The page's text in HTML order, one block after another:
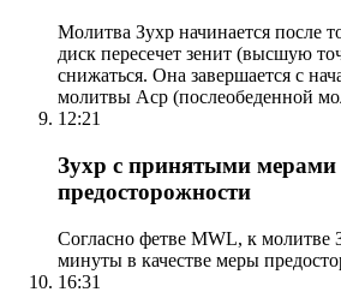
Молитва Зухр начинается после
диск пересечет зенит (высшую
снижаться. Она завершается с
молитвы Аср (послеобеденной
12:21
Зухр с принятыми мерами
предосторожности
Согласно фетве MWL, к молитве
минуты в качестве меры
16:31